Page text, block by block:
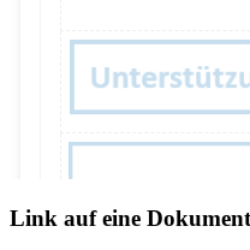
Link auf eine